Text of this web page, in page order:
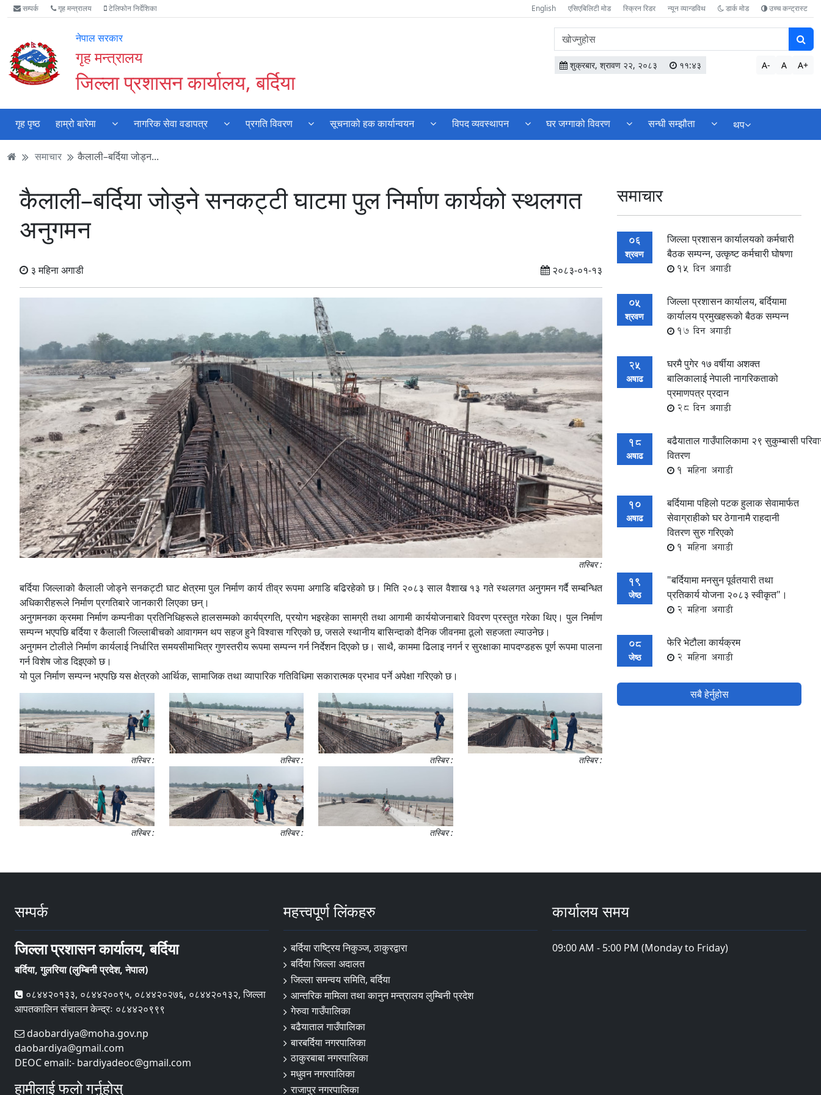
Accessibility
Mode
गर्नुहोस्
मुख्य
सामाग्री
मुख्य
नेभिगेसन
वेबसाइट
खोजमा
सम्पर्क गृह मन्त्रालय टेलिफोन निर्देशिका English एसिएबिलिटी मोड स्क्रिन रिडर न्यून व्यान्डविथ डार्क मोड उच्च कन्ट्रास्ट
नेपाल सरकार
गृह मन्त्रालय
जिल्ला प्रशासन कार्यालय, बर्दिया
वेबसाइटमा
सामग्री
खोज्नुहोस
शुक्रबार, श्रावण २२, २०८३ ११:४३ A- A A+
गृह पृष्ठ हाम्रो बारेमा नागरिक सेवा वडापत्र प्रगति विवरण सूचनाको हक कार्यान्वयन विपद व्यवस्थापन घर जग्गाको विवरण सन्धी सम्झौता थप
समाचार कैलाली–बर्दिया जोड्न...
कैलाली–बर्दिया जोड्ने सनकट्टी घाटमा पुल निर्माण कार्यको स्थलगत
अनुगमन
३ महिना अगाडी २०८३-०१-१३
तस्बिर :
बर्दिया जिल्लाको कैलाली जोड्ने सनकट्टी घाट क्षेत्रमा पुल निर्माण कार्य तीव्र रूपमा अगाडि बढिरहेको छ। मिति २०८३ साल वैशाख १३ गते स्थलगत अनुगमन गर्दै सम्बन्धित
अधिकारीहरूले निर्माण प्रगतिबारे जानकारी लिएका छन्।
अनुगमनका क्रममा निर्माण कम्पनीका प्रतिनिधिहरूले हालसम्मको कार्यप्रगति, प्रयोग भइरहेका सामग्री तथा आगामी कार्ययोजनाबारे विवरण प्रस्तुत गरेका थिए। पुल निर्माण
सम्पन्न भएपछि बर्दिया र कैलाली जिल्लाबीचको आवागमन थप सहज हुने विश्वास गरिएको छ, जसले स्थानीय बासिन्दाको दैनिक जीवनमा ठूलो सहजता ल्याउनेछ।
अनुगमन टोलीले निर्माण कार्यलाई निर्धारित समयसीमाभित्र गुणस्तरीय रूपमा सम्पन्न गर्न निर्देशन दिएको छ। साथै, काममा ढिलाइ नगर्न र सुरक्षाका मापदण्डहरू पूर्ण रूपमा पालना
गर्न विशेष जोड दिइएको छ।
यो पुल निर्माण सम्पन्न भएपछि यस क्षेत्रको आर्थिक, सामाजिक तथा व्यापारिक गतिविधिमा सकारात्मक प्रभाव पर्ने अपेक्षा गरिएको छ।
तस्बिर : तस्बिर : तस्बिर : तस्बिर :
तस्बिर : तस्बिर : तस्बिर :
समाचार
06
श्रवण
जिल्ला प्रशासन कार्यालयको कर्मचारी
बैठक सम्पन्न, उत्कृष्ट कर्मचारी घोषणा
15 दिन अगाडी
05
श्रवण
जिल्ला प्रशासन कार्यालय, बर्दियामा
कार्यालय प्रमुखहरूको बैठक सम्पन्न
17 दिन अगाडी
25
अषाढ
घरमै पुगेर १७ वर्षीया अशक्त
बालिकालाई नेपाली नागरिकताको
प्रमाणपत्र प्रदान
28 दिन अगाडी
18
अषाढ
बढैयाताल गाउँपालिकामा २९ सुकुम्बासी
वितरण
1 महिना अगाडी
10
अषाढ
बर्दियामा पहिलो पटक हुलाक सेवामार्फत
सेवाग्राहीको घर ठेगानामै राहदानी
वितरण सुरु गरिएको
1 महिना अगाडी
19
जेष्ठ
"बर्दियामा मनसुन पूर्वतयारी तथा
प्रतिकार्य योजना २०८३ स्वीकृत"।
2 महिना अगाडी
08
जेष्ठ
फेरि भेटौला कार्यक्रम
2 महिना अगाडी
सबै हेर्नुहोस
सम्पर्क
जिल्ला प्रशासन कार्यालय, बर्दिया
बर्दिया, गुलरिया (लुम्बिनी प्रदेश, नेपाल)
०८४४२०१३३, ०८४४२००९५, ०८४४२०२७६, ०८४४२०१३२, जिल्ला
आपतकालिन संचालन केन्द्रः ०८४४२०९९९
daobardiya@moha.gov.np
daobardiya@gmail.com
DEOC email:- bardiyadeoc@gmail.com
हामीलाई फलो गर्नुहोस्
महत्त्वपूर्ण लिंकहरु
बर्दिया राष्ट्रिय निकुञ्ज, ठाकुरद्वारा
बर्दिया जिल्ला अदालत
जिल्ला समन्वय समिति, बर्दिया
आन्तरिक मामिला तथा कानुन मन्त्रालय लुम्बिनी प्रदेश
गेरुवा गाउँपालिका
बढैयाताल गाउँपालिका
बारबर्दिया नगरपालिका
ठाकुरबाबा नगरपालिका
मधुवन नगरपालिका
राजापुर नगरपालिका
कार्यालय समय
09:00 AM - 5:00 PM (Monday to Friday)